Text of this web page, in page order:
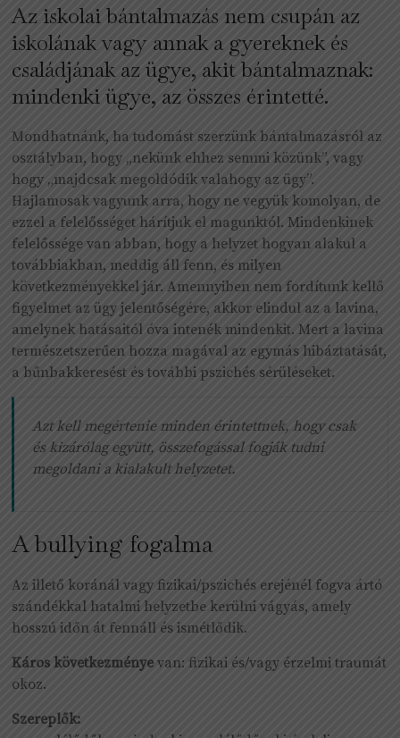
Az iskolai bántalmazás nem csupán az
iskolának vagy annak a gyereknek és
családjának az ügye, akit bántalmaznak:
mindenki ügye, az összes érintetté.
Mondhatnánk, ha tudomást szerzünk bántalmazásról az
osztályban, hogy „nekünk ehhez semmi közünk”, vagy
hogy „majdcsak megoldódik valahogy az ügy”.
Hajlamosak vagyunk arra, hogy ne vegyük komolyan, de
ezzel a felelősséget hárítjuk el magunktól. Mindenkinek
felelőssége van abban, hogy a helyzet hogyan alakul a
továbbiakban, meddig áll fenn, és milyen
következményekkel jár. Amennyiben nem fordítunk kellő
figyelmet az ügy jelentőségére, akkor elindul az a lavina,
amelynek hatásaitól óva intenék mindenkit. Mert a lavina
természetszerűen hozza magával az egymás hibáztatását,
a bűnbakkeresést és további pszichés sérüléseket.
Azt kell megértenie minden érintettnek, hogy csak
és kizárólag együtt, összefogással fogják tudni
megoldani a kialakult helyzetet.
A bullying fogalma
Az illető koránál vagy fizikai/pszichés erejénél fogva ártó
szándékkal hatalmi helyzetbe kerülni vágyás, amely
hosszú időn át fennáll és ismétlődik.
Káros következménye van: fizikai és/vagy érzelmi traumát
okoz.
Szereplők: